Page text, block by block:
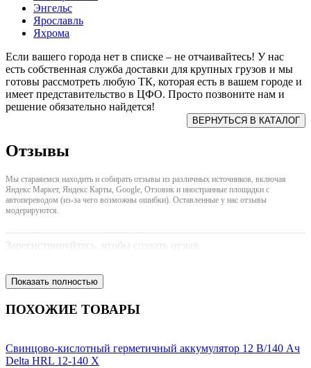
Энгельс
Ярославль
Яхрома
Если вашего города нет в списке – не отчаивайтесь! У нас
есть собственная служба доставки для крупных грузов и мы
готовы рассмотреть любую ТК, которая есть в вашем городе и
имеет представительство в ЦФО. Просто позвоните нам и
решение обязательно найдется!
Отзывы
Мы стараяемся находить и собирать отзывы из различных источников, включая
Яндекс Маркет, Яндекс Карты, Google, Отзовик и иностранные площадки с
автопереводом (из-за чего возможны ошибки). Оставленные у нас отзывы
модерируются.
Зарегистрируйтесь, чтобы создать отзыв.
Показать полностью
ПОХОЖИЕ ТОВАРЫ
Свинцово-кислотный герметичный аккумулятор 12 В/140 Ач
Delta HRL 12-140 X